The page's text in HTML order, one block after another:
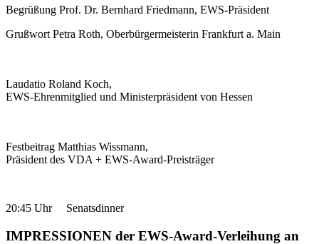
Begrüßung Prof. Dr. Bernhard Friedmann, EWS-Präsident
Grußwort Petra Roth, Oberbürgermeisterin Frankfurt a. Main
Laudatio Roland Koch,
EWS-Ehrenmitglied und Ministerpräsident von Hessen
Festbeitrag Matthias Wissmann,
Präsident des VDA + EWS-Award-Preisträger
20:45 Uhr Senatsdinner
IMPRESSIONEN der EWS-Award-Verleihung an